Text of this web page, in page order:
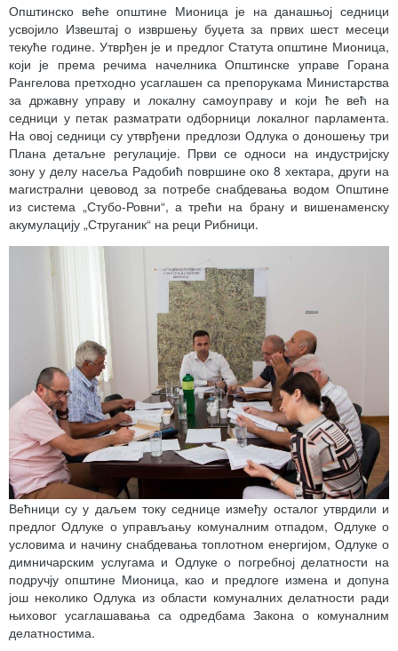
Општинско веће општине Мионица је на данашњој седници
усвојило Извештај о извршењу буџета за првих шест месеци
текуће године. Утврђен је и предлог Статута општине Мионица,
који је према речима начелника Општинске управе Горана
Рангелова претходно усаглашен са препорукама Министарства
за државну управу и локалну самоуправу и који ће већ на
седници у петак разматрати одборници локалног парламента.
На овој седници су утврђени предлози Одлука о доношењу три
Плана детаљне регулације. Први се односи на индустријску
зону у делу насеља Радобић површине око 8 хектара, други на
магистрални цевовод за потребе снабдевања водом Општине
из система „Стубо-Ровни“, а трећи на брану и вишенаменску
акумулацију „Струганик“ на реци Рибници.
Већници су у даљем току седнице између осталог утврдили и
предлог Одлуке о управљању комуналним отпадом, Одлуке о
условима и начину снабдевања топлотном енергијом, Одлуке о
димничарским услугама и Одлуке о погребној делатности на
подручју општине Мионица, као и предлоге измена и допуна
још неколико Одлука из области комуналних делатности ради
њиховог усаглашавања са одредбама Закона о комуналним
делатностима.